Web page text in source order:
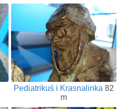
Pediatrikuś i Krasnalinka 82
m